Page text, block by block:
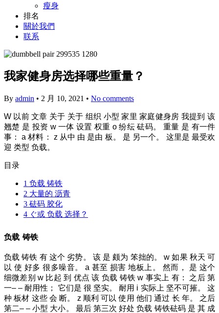
瘦身
排名
關於我們
联系
我家健身房选择哪些重量？
By admin • 2 月 10, 2021 • No comments
W 以前 文章 关于 关于 组织 小型 家里 家庭健身房 我提到 该
翘楚 是 投资 w 一体 设置 权重 o 纷纭 砝码。 重量 是 有一件
事：
a 材料： z 从中 由 是由 板。 是 另一个。 这里是 最受欢
迎 类型 负载。
目录
1 负载 铸铁
2 大量的 沥青
3 砝码 胶化
4 ぐ或 负载 选择？
负载 铸铁
负载 铸铁 有 这个 劣势。 该 是 颇为 笨拙的。 w 如果 秋天 可
以 使 好多 很多噪音。 a 甚至 损害 地板上。 然而， 是 这个
细微差别 w 比起 到 优点 该 负载 铸铁 w 事实上 有： 之后 第
一– –耐用性； 它们是 很 坚实。 耐用 i 实际上 坚不可摧。
这
种 板材 这些 会 断。 z 顺利 可以 使用 他们 通过 长 年。
之后
第二– –小型 大小。 最后 第三次 好处 负载 铸铁砝码 是 其 成